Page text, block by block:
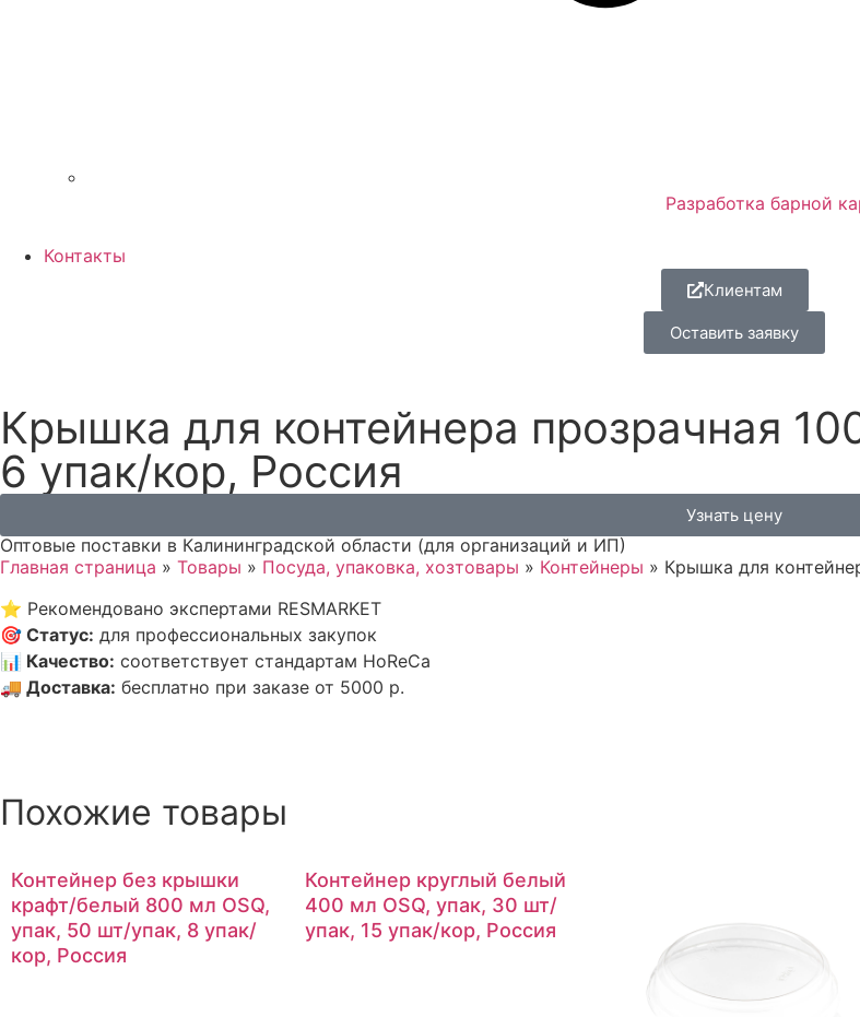
Разработка барной
Контакты
Клиентам
Оставить заявку
Крышка для контейнера прозрачная
6 упак/кор, Россия
Узнать цену
Оптовые поставки в Калининградской области (для организаций и ИП)
Главная страница » Товары » Посуда, упаковка, хозтовары » Контейнеры » Крышка для
⭐ Рекомендовано экспертами RESMARKET
🎯 Статус: для профессиональных закупок
📊 Качество: соответствует стандартам HoReCa
🚚 Доставка: бесплатно при заказе от 5000 р.
Похожие товары
Контейнер без крышки
крафт/белый 800 мл OSQ,
упак, 50 шт/упак, 8 упак/
кор, Россия
Контейнер круглый белый
400 мл OSQ, упак, 30 шт/
упак, 15 упак/кор, Россия